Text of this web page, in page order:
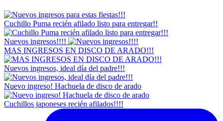
Cuchillo Puma recién afilado listo para entregar!!
Nuevos ingresos!!!!
MAS INGRESOS EN DISCO DE ARADO!!!
Nuevos ingresos, ideal día del padre!!!
Nuevo ingreso! Hachuela de disco de arado
Cuchillos japoneses recién afilados!!!!